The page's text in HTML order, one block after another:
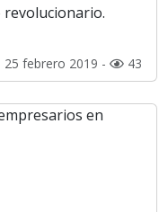
25 febrero 2019 - 43